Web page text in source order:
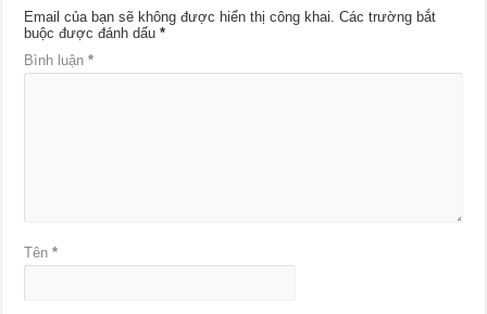
Email của bạn sẽ không được hiển thị công khai. Các trường bắt
buộc được đánh dấu*
Bình luận*
Tên*